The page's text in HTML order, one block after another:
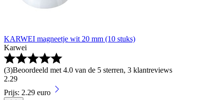
KARWEI magneetje wit 20 mm (10 stuks)
Karwei
(3)Beoordeeld met 4.0 van de 5 sterren, 3 klantreviews
2.29
Prijs: 2.29 euro